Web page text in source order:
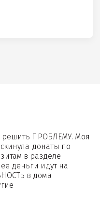
решить ПРОБЛЕМУ. Моя
донаты по
в разделе
деньги идут на
в дома